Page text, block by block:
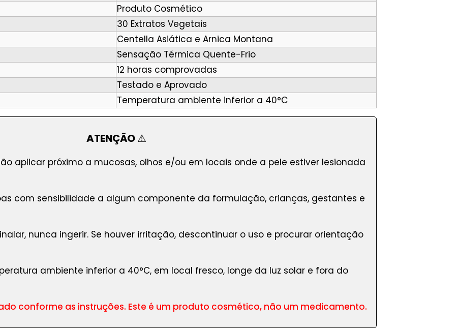
Produto Cosmético
30 Extratos Vegetais
Centella Asiática e Arnica Montana
Sensação Térmica Quente-Frio
12 horas comprovadas
Testado e Aprovado
Temperatura ambiente inferior a 40°C
ATENÇÃO⚠
aplicar próximo a mucosas, olhos e/ou em locais onde a pele estiver lesionada
com sensibilidade a algum componente da formulação, crianças, gestantes e
nunca ingerir. Se houver irritação, descontinuar o uso e procurar orientação
ambiente inferior a 40°C, em local fresco, longe da luz solar e fora do
conforme as instruções. Este é um produto cosmético, não um medicamento.